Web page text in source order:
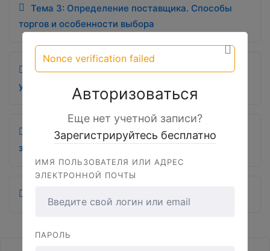
Тема 3: Определение поставщика. Способы
торгов и особенности выбора
Тема 4: Понятие контракта, существенные
условия.
Тема 5: Противодействие коррупции в сфере
закупок по Закону 44-ФЗ
Nonce verification failed
Авторизоваться
Еще нет учетной записи?
Зарегистрируйтесь бесплатно
ИМЯ ПОЛЬЗОВАТЕЛЯ ИЛИ АДРЕС
ЭЛЕКТРОННОЙ ПОЧТЫ
ПАРОЛЬ